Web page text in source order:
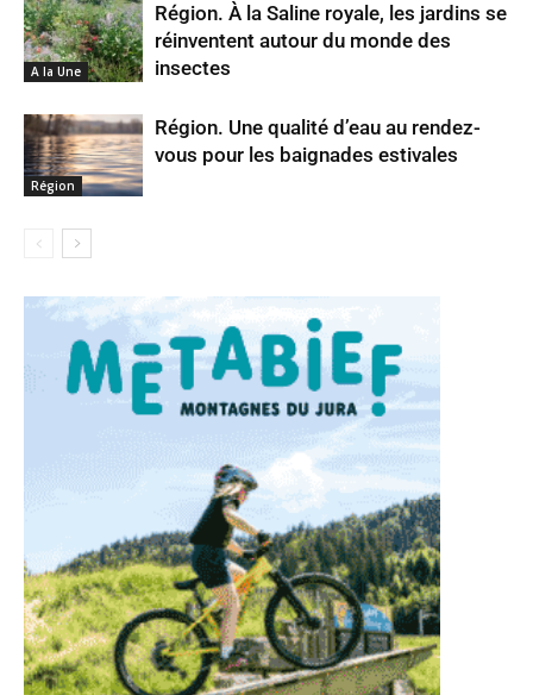
A la Une
Région. À la Saline royale, les jardins se
réinventent autour du monde des
insectes
Région
Région. Une qualité d’eau au rendez-
vous pour les baignades estivales